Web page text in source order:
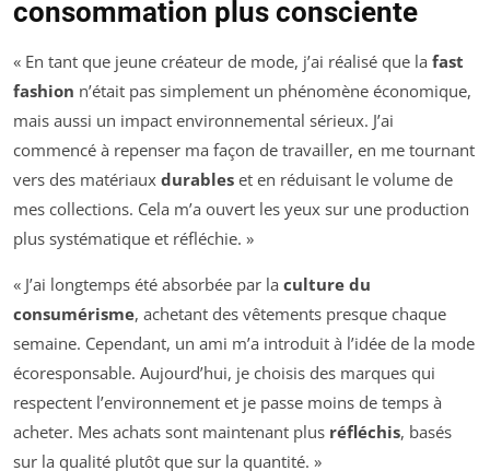
consommation plus consciente
« En tant que jeune créateur de mode, j’ai réalisé que la fast
fashion n’était pas simplement un phénomène économique,
mais aussi un impact environnemental sérieux. J’ai
commencé à repenser ma façon de travailler, en me tournant
vers des matériaux durables et en réduisant le volume de
mes collections. Cela m’a ouvert les yeux sur une production
plus systématique et réfléchie. »
« J’ai longtemps été absorbée par la culture du
consumérisme, achetant des vêtements presque chaque
semaine. Cependant, un ami m’a introduit à l’idée de la mode
écoresponsable. Aujourd’hui, je choisis des marques qui
respectent l’environnement et je passe moins de temps à
acheter. Mes achats sont maintenant plus réfléchis, basés
sur la qualité plutôt que sur la quantité. »